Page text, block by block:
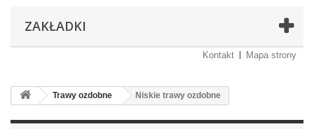
ZAKŁADKI
Kontakt Mapa strony
Trawy ozdobne Niskie trawy ozdobne